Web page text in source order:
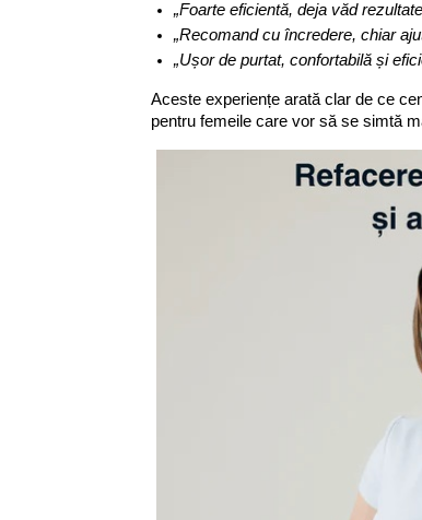
„Foarte eficientă, deja văd
„Recomand cu încredere, chiar
„Ușor de purtat, confortabilă și
Aceste experiențe arată clar de ce
pentru femeile care vor să se simtă